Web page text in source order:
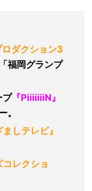
ロダクション3
福岡グランプ
『PiiiiiiiN』
。
ましテレビ』
コレクショ